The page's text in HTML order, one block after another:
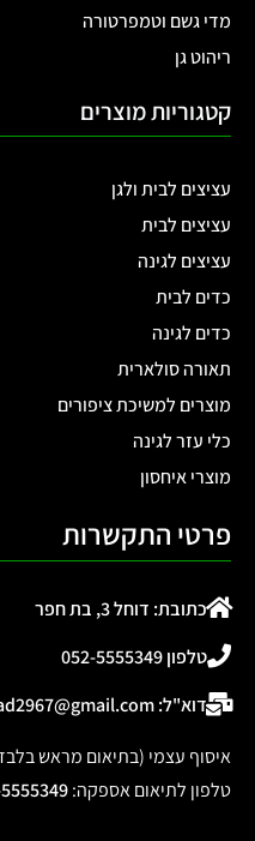
מדי גשם וטמפרטורה
ריהוט גן
קטגוריות מוצרים
עציצים לבית ולגן
עציצים לבית
עציצים לגינה
כדים לבית
כדים לגינה
תאורה סולארית
מוצרים למשיכת ציפורים
כלי עזר לגינה
מוצרי איחסון
פרטי התקשרות
כתובת: דוחל 3, בת חפר
טלפון 052-5555349
דוא"ל: ohad2967@gmail.com
איסוף עצמי (בתיאום מראש בלבד): דוחל
טלפון לתיאום אספקה: